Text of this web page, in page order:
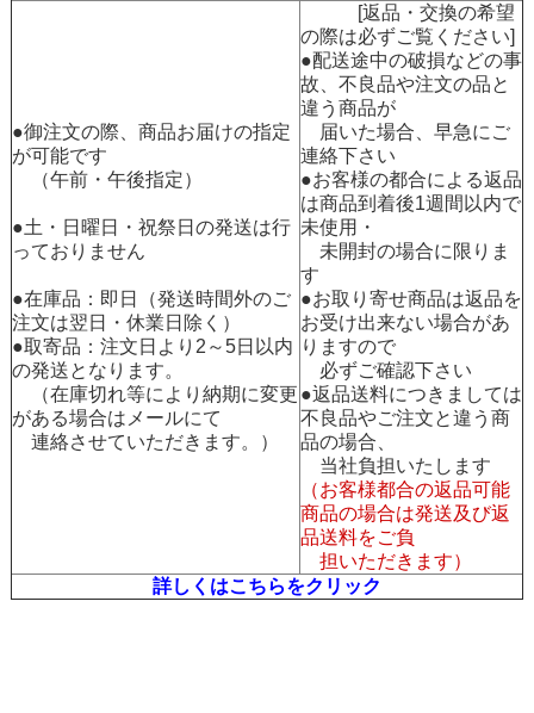
●御注文の際、商品お届けの指定
が可能です
（午前・午後指定）
●土・日曜日・祝祭日の発送は行
っておりません
●在庫品：即日（発送時間外のご
注文は翌日・休業日除く）
●取寄品：注文日より2～5日以内
の発送となります。
（在庫切れ等により納期に変更
がある場合はメールにて
連絡させていただきます。）
[返品・交換の希望
の際は必ずご覧ください]
●配送途中の破損などの事
故、不良品や注文の品と
違う商品が
届いた場合、早急にご
連絡下さい
●お客様の都合による返品
は商品到着後1週間以内で
未使用・
未開封の場合に限りま
す
●お取り寄せ商品は返品を
お受け出来ない場合があ
りますので
必ずご確認下さい
●返品送料につきましては
不良品やご注文と違う商
品の場合、
当社負担いたします
（お客様都合の返品可能
商品の場合は発送及び返
品送料をご負
担いただきます）
詳しくはこちらをクリック